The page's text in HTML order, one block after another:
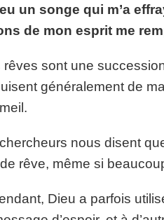
www.lafoiapostolique.org/wp-
lasse-rempli-de-tritesse.mp3
eu un songe qui m’a
de mon esprit me
rêves sont une
généralement de
nous disent
rêve, même si
Dieu a parfois